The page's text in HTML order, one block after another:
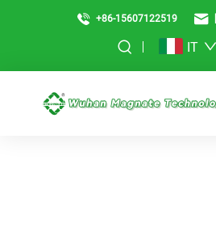
+86-15607122519
IT